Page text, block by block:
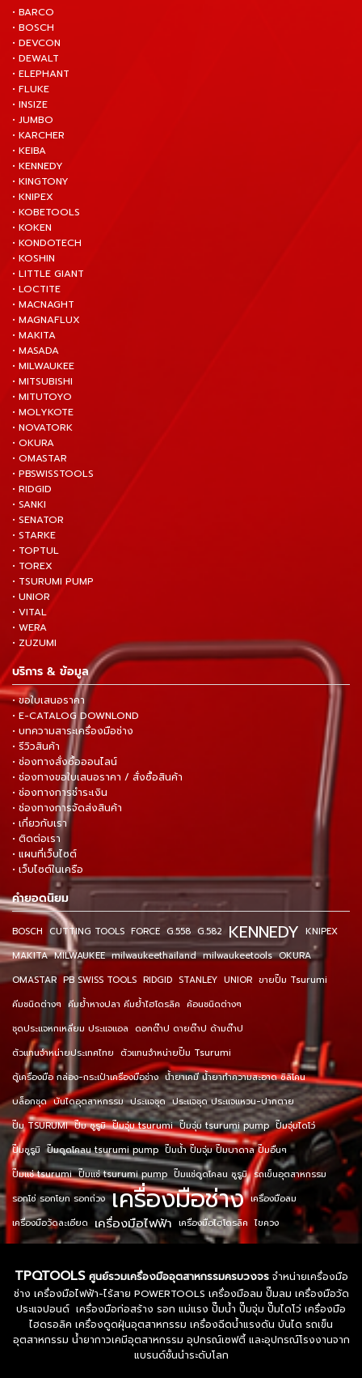
• BARCO
• BOSCH
• DEVCON
• DEWALT
• ELEPHANT
• FLUKE
• INSIZE
• JUMBO
• KARCHER
• KEIBA
• KENNEDY
• KINGTONY
• KNIPEX
• KOBETOOLS
• KOKEN
• KONDOTECH
• KOSHIN
• LITTLE GIANT
• LOCTITE
• MACNAGHT
• MAGNAFLUX
• MAKITA
• MASADA
• MILWAUKEE
• MITSUBISHI
• MITUTOYO
• MOLYKOTE
• NOVATORK
• OKURA
• OMASTAR
• PBSWISSTOOLS
• RIDGID
• SANKI
• SENATOR
• STARKE
• TOPTUL
• TOREX
• TSURUMI PUMP
• UNIOR
• VITAL
• WERA
• ZUZUMI
บริการ & ข้อมูล
• ขอใบเสนอราคา
• E-CATALOG DOWNLOND
• บทความสาระเครื่องมือช่าง
• รีวิวสินค้า
• ช่องทางสั่งซื้อออนไลน์
• ช่องทางขอใบเสนอราคา / สั่งซื้อสินค้า
• ช่องทางการชำระเงิน
• ช่องทางการจัดส่งสินค้า
• เกี่ยวกับเรา
• ติดต่อเรา
• แผนที่เว็บไซต์
• เว็บไซต์ในเครือ
คำยอดนิยม
BOSCH CUTTING TOOLS FORCE G.558 G.582 KENNEDY KNIPEX
MAKITA MILWAUKEE milwaukeethailand milwaukeetools OKURA
OMASTAR PB SWISS TOOLS RIDGID STANLEY UNIOR ขายปั๊ม Tsurumi
คีมชนิดต่างๆ คีมย้ำหางปลา คีมย้ำไฮโดรลิค ค้อนชนิดต่างๆ
ชุดประแจหกเหลี่ยม ประแจแอล ดอกต๊าป ดายต๊าป ด้ามต๊าป
ตัวแทนจำหน่ายประเทศไทย ตัวแทนจำหน่ายปั๊ม Tsurumi
ตู้เครื่องมือ กล่อง-กระเป๋าเครื่องมือช่าง น้ำยาเคมี น้ำยาทำความสะอาด ซิลิโคน
บล็อกชุด บันไดอุตสาหกรรม ประแจชุด ประแจชุด ประแจแหวน-ปากตาย
ปั๊ม TSURUMI ปั๊ม ซูรูมิ ปั๊มจุ่ม tsurumi ปั๊มจุ่ม tsurumi pump ปั๊มจุ่มไดโว่
ปั๊มซูรูมิ ปั๊มดูดโคลน tsurumi pump ปั๊มน้ำ ปั๊มจุ่ม ปั๊มบาดาล ปั๊มอื่นๆ
ปั๊มแช่ tsurumi ปั๊มแช่ tsurumi pump ปั๊มแช่ดูดโคลน ซูรูมิ รถเข็นอุตสาหกรรม
รอกโซ่ รอกโยก รอกถ่วง เครื่องมือช่าง เครื่องมือลม
เครื่องมือวัดละเอียด เครื่องมือไฟฟ้า เครื่องมือไฮโดรลิค ไขควง
TPQTOOLS ศูนย์รวมเครื่องมืออุตสาหกรรมครบวงจรจำหน่ายเครื่องมือ
ช่าง เครื่องมือไฟฟ้า-ไร้สาย POWERTOOLS เครื่องมือลม ปั๊มลม เครื่องมือวัด
ประแจปอนด์ เครื่องมือก่อสร้าง รอก แม่แรง ปั๊มน้ำ ปั๊มจุ่ม ปั๊มไดโว่ เครื่องมือ
ไฮดรอลิค เครื่องดูดฝุ่นอุตสาหกรรม เครื่องฉีดน้ำแรงดัน บันได รถเข็น
อุตสาหกรรม น้ำยากาวเคมีอุตสาหกรรม อุปกรณ์เซฟตี้ และอุปกรณ์โรงงานจาก
แบรนด์ชั้นนำระดับโลก